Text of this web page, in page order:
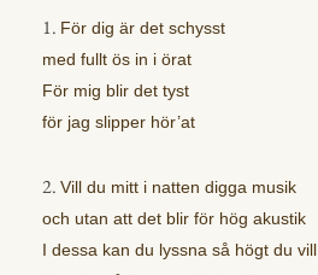
1. För dig är det schysst
med fullt ös in i örat
För mig blir det tyst
för jag slipper hör’at
2. Vill du mitt i natten digga musik
och utan att det blir för hög akustik
I dessa kan du lyssna så högt du vill